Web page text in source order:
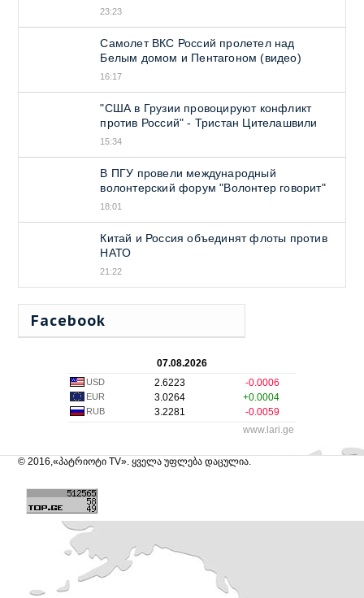
23:23
Самолет ВКС Россий пролетел над
Белым домом и Пентагоном (видео)
16:17
"США в Грузии провоцируют конфликт
против Россий" - Тристан Цителашвили
15:34
В ПГУ провели международный
волонтерский форум "Волонтер говорит"
18:01
Китай и Россия объединят флоты против
НАТО
21:22
Facebook
07.08.2026
USD 2.6223 -0.0006
EUR 3.0264 +0.0004
RUB 3.2281
-0.0059
www.lari.ge
© 2016,«პატრიოტი TV». ყველა უფლება დაცულია.